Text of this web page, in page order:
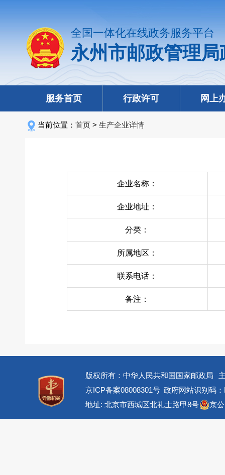
全国一体化在线政务服务平台
永州市邮政管理
服务首页 行政许可 网上
当前位置： 首页 > 生产企业详情
企业名称：
企业地址：
分类：
所属地区：
联系电话：
备注：
版权所有：中华人民共和国国家邮政局
京ICP备案08008301号 政府网站识别码
地址: 北京市西城区北礼士路甲8号
京